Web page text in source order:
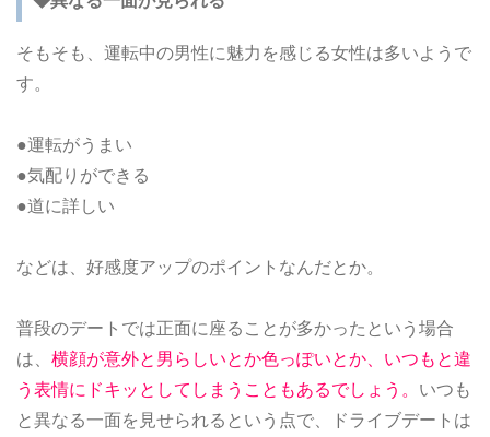
そもそも、運転中の男性に魅力を感じる女性は多いようで
す。
●運転がうまい
●気配りができる
●道に詳しい
などは、好感度アップのポイントなんだとか。
普段のデートでは正面に座ることが多かったという場合
は、 横顔が意外と男らしいとか色っぽいとか、いつもと違
う表情にドキッとしてしまうこともあるでしょう。 いつも
と異なる一面を見せられるという点で、ドライブデートは